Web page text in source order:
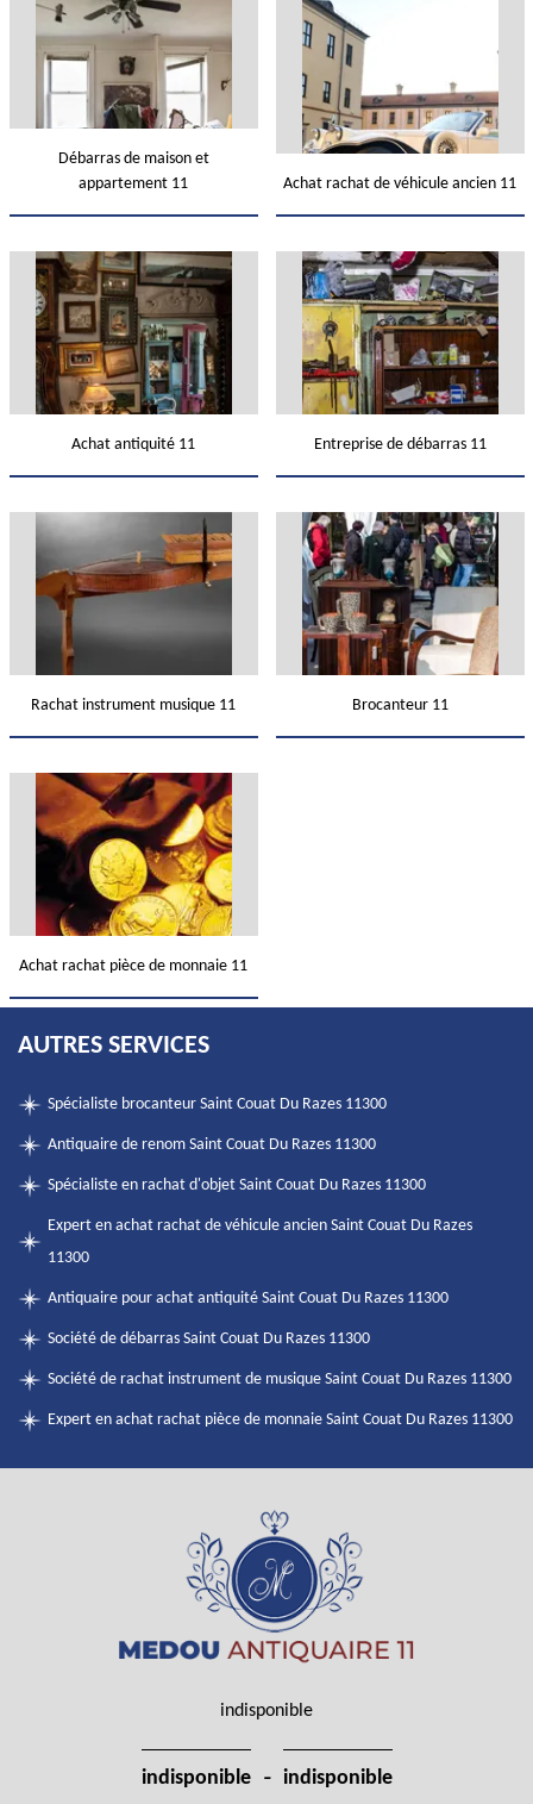
Débarras de maison et
appartement 11
Achat rachat de véhicule ancien 11
Achat antiquité 11 Entreprise de débarras 11
Rachat instrument musique 11 Brocanteur 11
Achat rachat pièce de monnaie 11
AUTRES SERVICES
Spécialiste brocanteur Saint Couat Du Razes 11300
Antiquaire de renom Saint Couat Du Razes 11300
Spécialiste en rachat d'objet Saint Couat Du Razes 11300
Expert en achat rachat de véhicule ancien Saint Couat Du Razes
11300
Antiquaire pour achat antiquité Saint Couat Du Razes 11300
Société de débarras Saint Couat Du Razes 11300
Société de rachat instrument de musique Saint Couat Du Razes 11300
Expert en achat rachat pièce de monnaie Saint Couat Du Razes 11300
indisponible
indisponible - indisponible